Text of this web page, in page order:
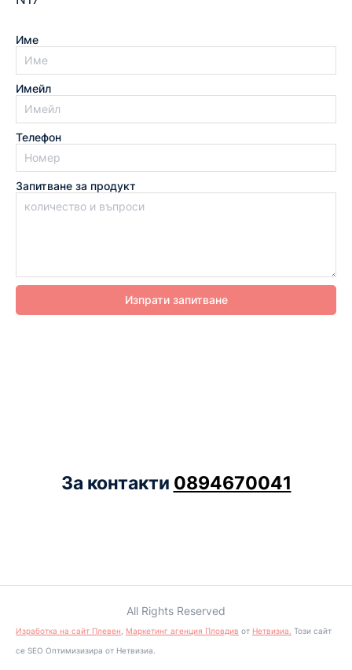
Име
Имейл
Телефон
Запитване за продукт
Изпрати запитване
За контакти 0894670041
All Rights Reserved
Изработка на сайт Плевен Маркетинг агенция Пловдив от Нетвизиа. Този сайт
се SEO Оптимизизира от Нетвизиа.